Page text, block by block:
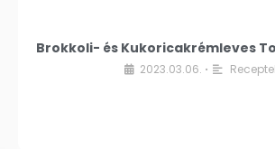
Brokkoli- és Kukoricakrémleves
2023.03.06. •